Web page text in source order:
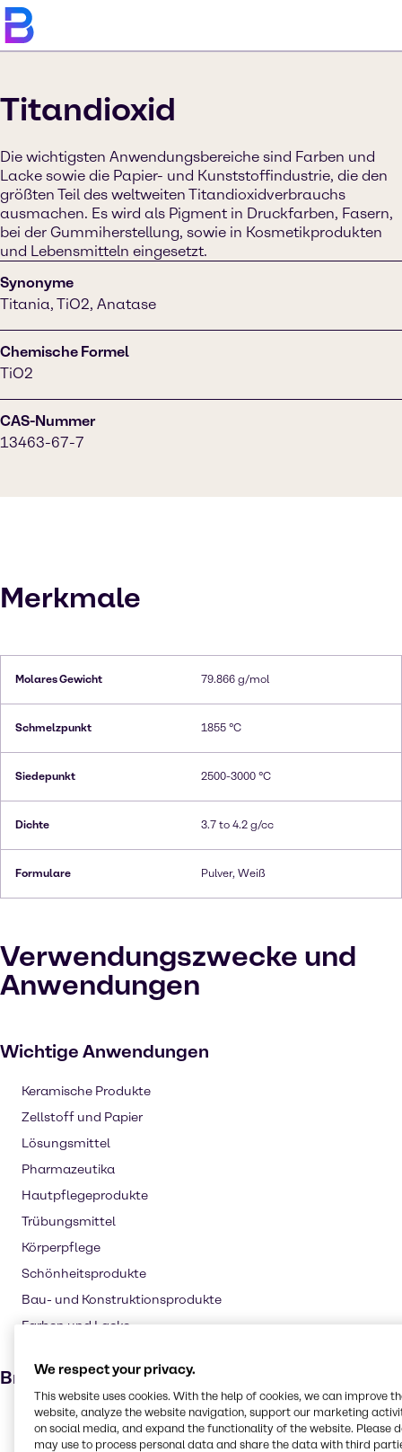
Titandioxid
Die wichtigsten Anwendungsbereiche sind Farben und
Lacke sowie die Papier- und Kunststoffindustrie, die den
größten Teil des weltweiten Titandioxidverbrauchs
ausmachen. Es wird als Pigment in Druckfarben, Fasern,
bei der Gummiherstellung, sowie in Kosmetikprodukten
und Lebensmitteln eingesetzt.
Synonyme
Titania, TiO2, Anatase
Chemische Formel
TiO2
CAS-Nummer
13463-67-7
Merkmale
Molares Gewicht 79.866 g/mol
Schmelzpunkt 1855 °C
Siedepunkt 2500-3000 °C
Dichte 3.7 to 4.2 g/cc
Formulare Pulver, Weiß
Verwendungszwecke und
Anwendungen
Wichtige Anwendungen
Keramische Produkte
Zellstoff und Papier
Lösungsmittel
Pharmazeutika
Hautpflegeprodukte
Trübungsmittel
Körperpflege
Schönheitsprodukte
Bau- und Konstruktionsprodukte
Farben und Lacke
Branchen
Kosmetik
Reinigungsindustrie
We respect your privacy.
This website uses cookies. With the help of cookies, we can improve
website, analyze the website navigation, support our marketing
on social media, and expand the functionality of the website. Please
may use to process personal data and share the data with third